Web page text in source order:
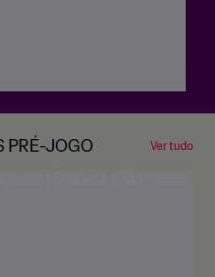
PRÉ-JOGO Ver tudo